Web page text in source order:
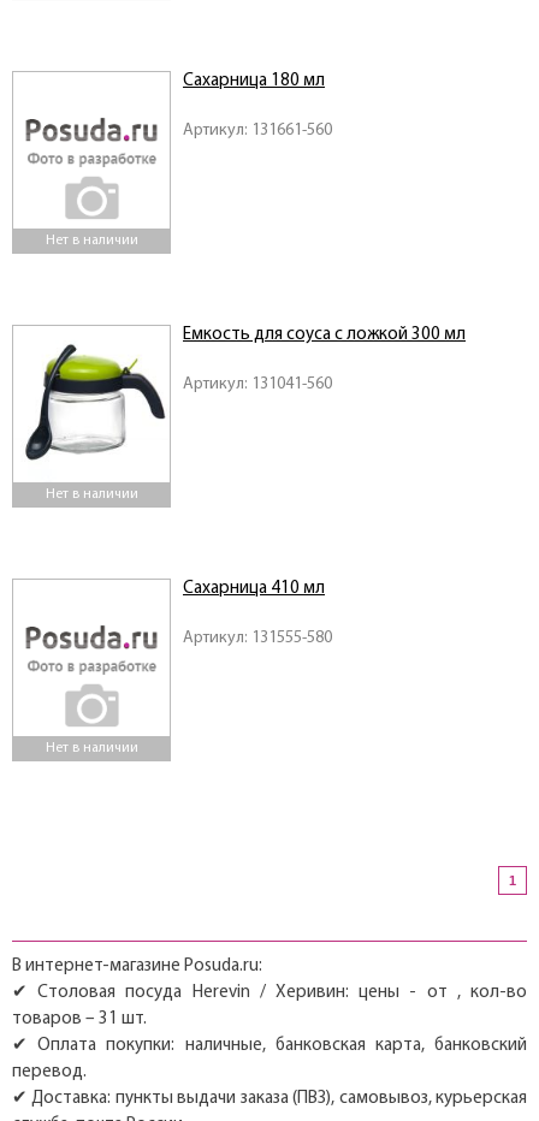
Нет в наличии
Артикул: 131661-560
Сахарница 180 мл
Нет в наличии
Артикул: 131041-560
Емкость для соуса с ложкой 300 мл
Нет в наличии
Артикул: 131555-580
Сахарница 410 мл
1
В интернет-магазине Posuda.ru:
✔ Столовая посуда Herevin / Херивин: цены - от , кол-во
товаров – 31 шт.
✔ Оплата покупки: наличные, банковская карта, банковский
перевод.
✔ Доставка: пункты выдачи заказа (ПВЗ), самовывоз, курьерская